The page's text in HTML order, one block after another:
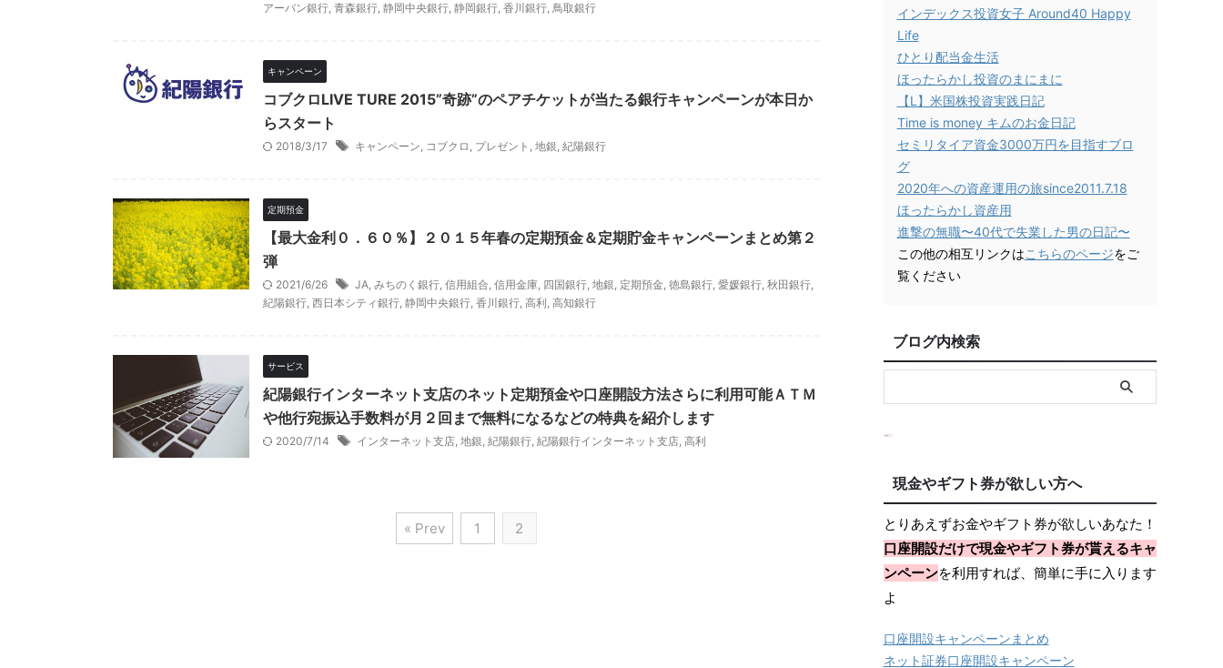
アーバン銀行, 青森銀行, 静岡中央銀行, 静岡銀行, 香川銀行, 鳥取銀行
キャンペーン
コブクロLIVE TURE 2015”奇跡”のペアチケットが当たる銀行キャンペーンが本日か
らスタート
2018/3/17 キャンペーン, コブクロ , プレゼント , 地銀, 紀陽銀行
定期預金
【最大金利０．６０％】２０１５年春の定期預金＆定期貯金キャンペーンまとめ第２
弾
2021/6/26 JA, みちのく銀行, 信用組合, 信用金庫, 四国銀行, 地銀, 定期預金, 徳島銀行, 愛媛銀行, 秋田銀行,
紀陽銀行, 西日本シティ銀行, 静岡中央銀行, 香川銀行, 高利, 高知銀行
サービス
紀陽銀行インターネット支店のネット定期預金や口座開設方法さらに利用可能ＡＴＭ
や他行宛振込手数料が月２回まで無料になるなどの特典を紹介します
2020/7/14 インターネット支店, 地銀, 紀陽銀行, 紀陽銀行インターネット支店, 高利
« Prev 1 2
インデックス投資女子 Around40 Happy
Life
ひとり配当金生活
ほったらかし投資のまにまに
【L】米国株投資実践日記
Time is money キムのお金日記
セミリタイア資金3000万円を目指すブロ
グ
2020年への資産運用の旅since2011.7.18
ほったらかし資産用
進撃の無職〜40代で失業した男の日記〜
この他の相互リンクはこちらのページをご
覧ください
ブログ内検索
現金やギフト券が欲しい方へ
とりあえずお金やギフト券が欲しいあなた！
口座開設だけで現金やギフト券が貰えるキャ
ンペーンを利用すれば、簡単に手に入ります
よ
口座開設キャンペーンまとめ
ネット証券口座開設キャンペーン